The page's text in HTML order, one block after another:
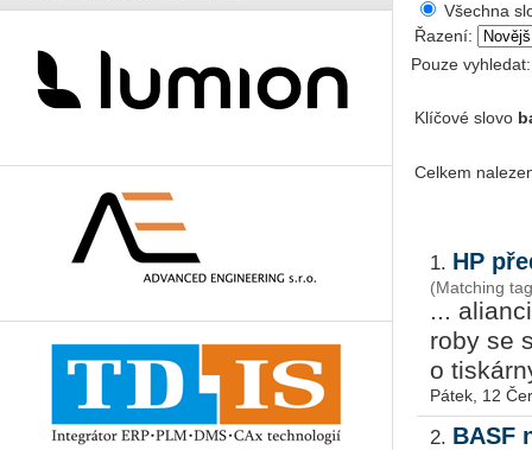
Všechna
Řazení:
Pouze
Klíčové slovo
Celkem
1. HP
(Matching
...
ro­by se
o
Pátek, 12
2. BASF